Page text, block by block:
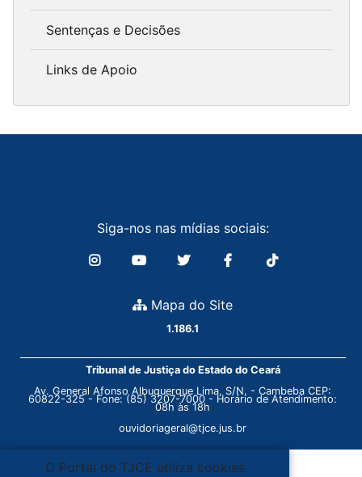
Sentenças e Decisões
Links de Apoio
Siga-nos nas mídias sociais:
Mapa do Site
1.186.1
Tribunal de Justiça do Estado do Ceará
Av. General Afonso Albuquerque Lima, S/N. - Cambeba CEP:
60822-325 - Fone: (85) 3207-7000 - Horário de Atendimento:
08h às 18h
ouvidoriageral@tjce.jus.br
O Portal do TJCE utiliza cookies